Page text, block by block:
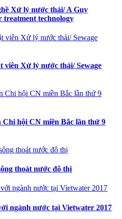
Xử lý nước thải/ A Guy
treatment technology
Xử lý nước thải/ Sewage
hội CN miền Bắc lần thứ 9
thoát nước đô thị
ngành nước tại Vietwater 2017